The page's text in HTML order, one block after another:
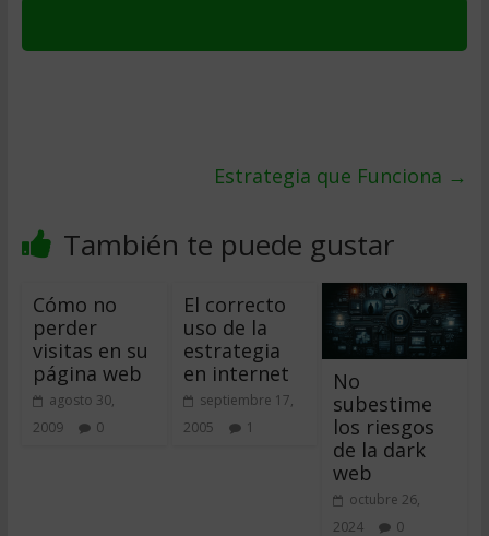
Estrategia que Funciona →
También te puede gustar
Cómo no
perder
visitas en su
página web
agosto 30,
2009
0
El correcto
uso de la
estrategia
en internet
septiembre 17,
2005
1
No
subestime
los riesgos
de la dark
web
octubre 26,
2024
0